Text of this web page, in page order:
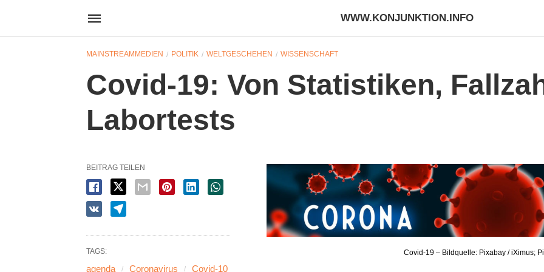
WWW.KONJUNKTION.INFO
MAINSTREAMMEDIEN POLITIK WELTGESCHEHEN WISSENSCHAFT
Covid-19: Von Statistiken,
Labortests
Covid-19 – Bildquelle: Pixabay / iXimus;
BEITRAG TEILEN
TAGS:
agenda Coronavirus
Covid-10